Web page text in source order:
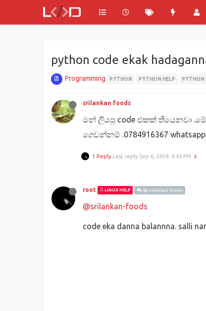
python code ekak
Programming PYTHON PYTHON HELP PYTHON
srilankan foods
මන් ලියපු code එකක් තියෙනවා
ගෙවන්නම් .0784916367 whatsapp
1 Reply Last reply Sep 6, 2019, 4:45 PM
root LINUX HELP @srilankan foods
@srilankan-foods
code eka danna balannna. salli